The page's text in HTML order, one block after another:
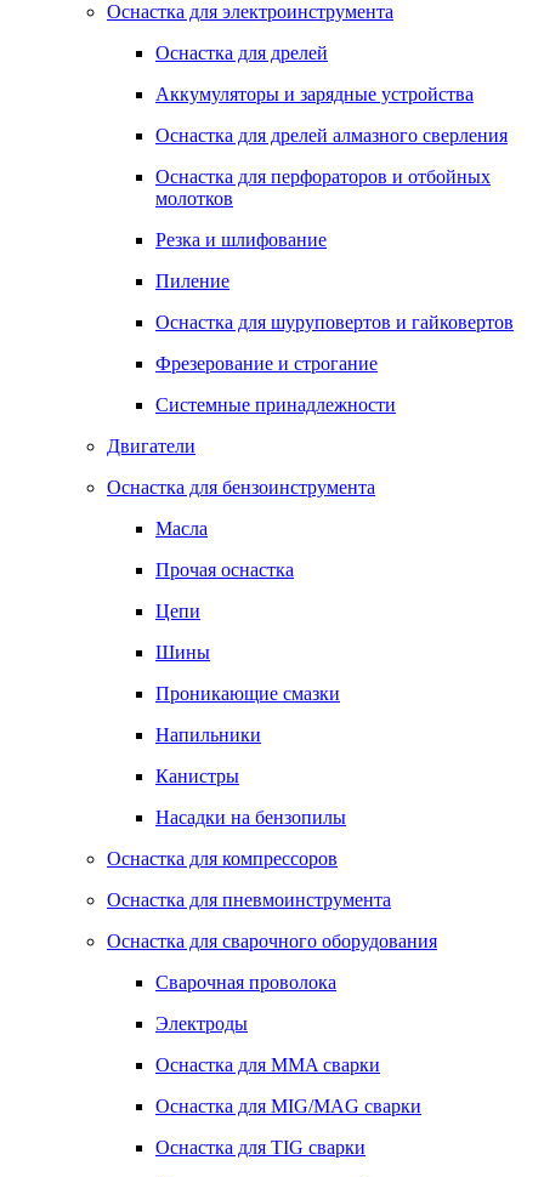
Оснастка для электроинструмента
Оснастка для дрелей
Аккумуляторы и зарядные устройства
Оснастка для дрелей алмазного сверления
Оснастка для перфораторов и отбойных
молотков
Резка и шлифование
Пиление
Оснастка для шуруповертов и гайковертов
Фрезерование и строгание
Системные принадлежности
Двигатели
Оснастка для бензоинструмента
Масла
Прочая оснастка
Цепи
Шины
Проникающие смазки
Напильники
Канистры
Насадки на бензопилы
Оснастка для компрессоров
Оснастка для пневмоинструмента
Оснастка для сварочного оборудования
Сварочная проволока
Электроды
Оснастка для MMA сварки
Оснастка для MIG/MAG сварки
Оснастка для TIG сварки